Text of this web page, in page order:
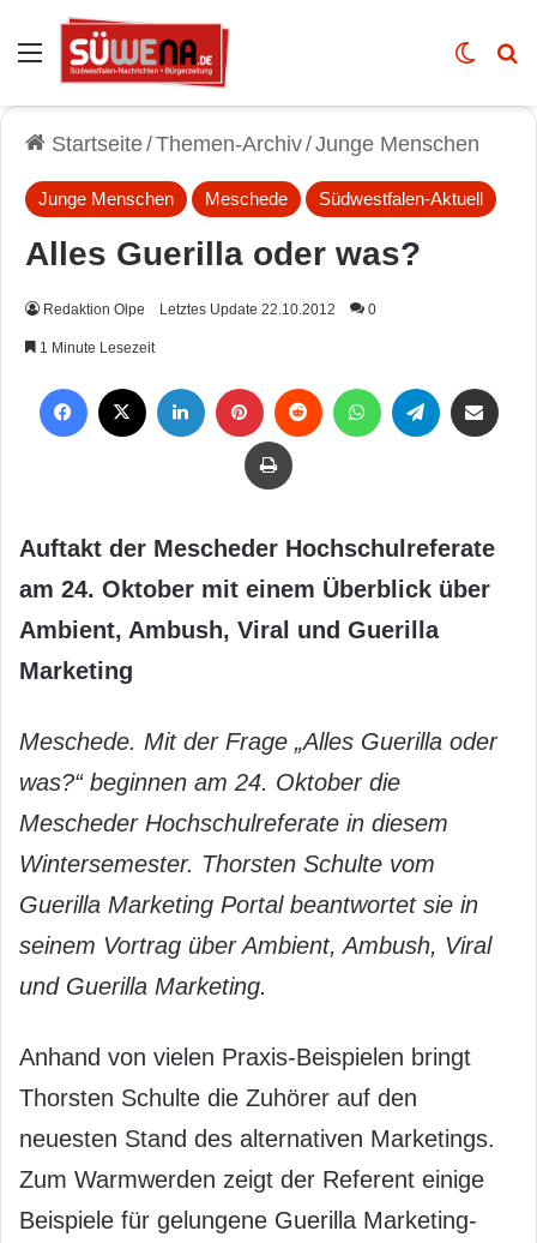
Auswahl Skin
Startseite/Themen-Archiv/Junge Menschen
Junge Menschen Meschede Südwestfalen-Aktuell
Alles Guerilla oder was?
Redaktion Olpe Letztes Update 22.10.2012 0
1 Minute Lesezeit
Drucken
Auftakt der Mescheder Hochschulreferate
am 24. Oktober mit einem Überblick über
Ambient, Ambush, Viral und Guerilla
Marketing
Meschede. Mit der Frage „Alles Guerilla oder
was?“ beginnen am 24. Oktober die
Mescheder Hochschulreferate in diesem
Wintersemester. Thorsten Schulte vom
Guerilla Marketing Portal beantwortet sie in
seinem Vortrag über Ambient, Ambush, Viral
und Guerilla Marketing.
Anhand von vielen Praxis-Beispielen bringt
Thorsten Schulte die Zuhörer auf den
neuesten Stand des alternativen Marketings.
Zum Warmwerden zeigt der Referent einige
Beispiele für gelungene Guerilla Marketing-